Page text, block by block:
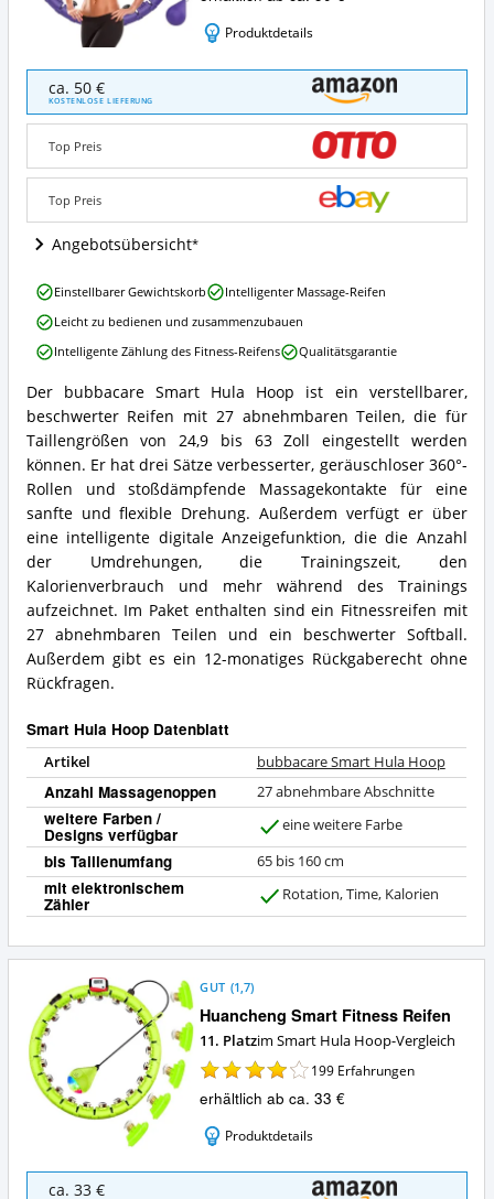
Produktdetails
bubbacare
Smart
Hula
Hoop
Angebote:
Wo
dieser
Smart
Hula
erhältlich?
ca. 50 €
KOSTENLOSE LIEFERUNG
Top Preis
Top Preis
Angebotsübersicht
bubbacare
Smart
Hula
Hoop
Zusammenfassung:
Was
bietet
dieser
Smart
Hula
Hoop?
Der bubbacare Smart Hula Hoop ist ein verstellbarer,
beschwerter Reifen mit 27 abnehmbaren Teilen, die für
Taillengrößen von 24,9 bis 63 Zoll eingestellt werden
können. Er hat drei Sätze verbesserter, geräuschloser 360°-
Rollen und stoßdämpfende Massagekontakte für eine
sanfte und flexible Drehung. Außerdem verfügt er über
eine intelligente digitale Anzeigefunktion, die die Anzahl
der Umdrehungen, die Trainingszeit, den
Kalorienverbrauch und mehr während des Trainings
aufzeichnet. Im Paket enthalten sind ein Fitnessreifen mit
27 abnehmbaren Teilen und ein beschwerter Softball.
Außerdem gibt es ein 12-monatiges Rückgaberecht ohne
Rückfragen.
Smart Hula Hoop Datenblatt
Artikel bubbacare Smart Hula Hoop
Anzahl Massagenoppen 27 abnehmbare Abschnitte
weitere Farben /
Designs verfügbar
a
eine weitere Farbe
bis Taillenumfang 65 bis 160 cm
mit elektronischem
Zähler Rotation, Time, Kalorien
bubbacare
Smart
Hula
Hoop
Vorteile:
Was
spricht
für
diesen
Smart
Hula
Hoop?
Einstellbarer Gewichtskorb
Intelligenter Massage-Reifen
Leicht zu bedienen und zusammenzubauen
Intelligente Zählung des Fitness-Reifens
Qualitätsgarantie
Huancheng Smart Fitness Reifen
GUT (1,7)
11. Platzim Smart Hula Hoop-Vergleich
199 Erfahrungen
erhältlich ab ca. 33 €
Produktdetails
Huancheng
ca. 33 €